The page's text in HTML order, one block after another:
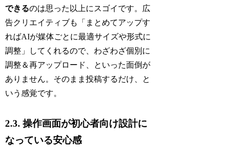
できるのは思った以上にスゴイです。広
告クリエイティブも「まとめてアップす
ればAIが媒体ごとに最適サイズや形式に
調整」してくれるので、わざわざ個別に
調整＆再アップロード、といった面倒が
ありません。そのまま投稿するだけ、と
いう感覚です。
2.3. 操作画面が初心者向け設計に
なっている安心感